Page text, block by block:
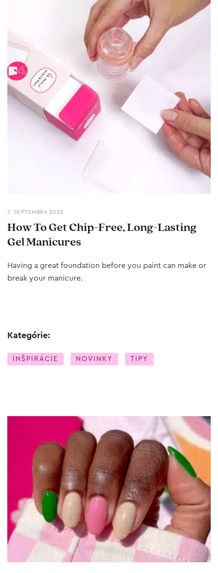
7. SEPTEMBRA 2022
How To Get Chip-Free, Long-Lasting
Gel Manicures
Having a great foundation before you paint can make or
break your manicure.
Kategórie:
INŠPIRÁCIE NOVINKY TIPY